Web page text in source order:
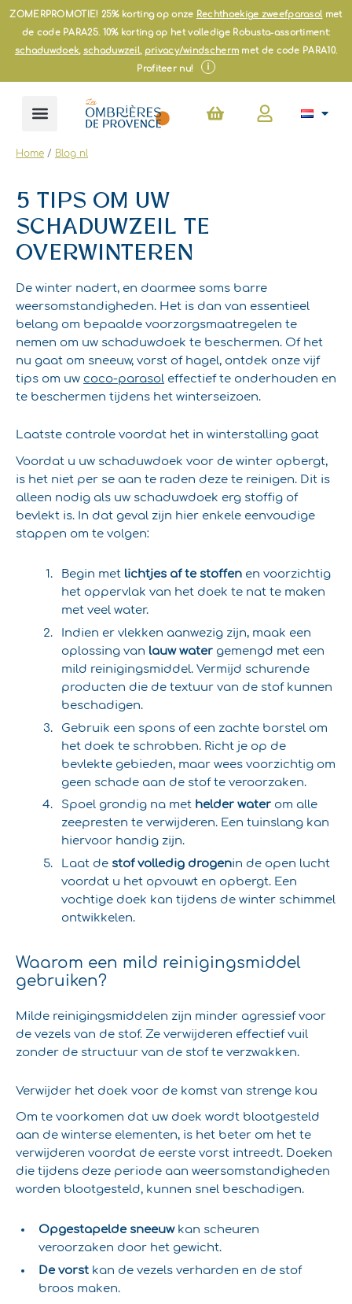
GaZOMERPROMOTIE! 25% korting op onze Rechthoekige zweefparasol met
de code PARA25. 10% korting op het volledige Robusta-assortiment:
schaduwdoek, schaduwzeil, privacy/windscherm met de code PARA10.
Profiteer nu! i
Winkelwagen
Home / Blog nl
5 TIPS OM UW
SCHADUWZEIL TE
OVERWINTEREN
De winter nadert, en daarmee soms barre
weersomstandigheden. Het is dan van essentieel
belang om bepaalde voorzorgsmaatregelen te
nemen om uw schaduwdoek te beschermen. Of het
nu gaat om sneeuw, vorst of hagel, ontdek onze vijf
tips om uw coco-parasol effectief te onderhouden en
te beschermen tijdens het winterseizoen.
Laatste controle voordat het in winterstalling gaat
Voordat u uw schaduwdoek voor de winter opbergt,
is het niet per se aan te raden deze te reinigen. Dit is
alleen nodig als uw schaduwdoek erg stoffig of
bevlekt is. In dat geval zijn hier enkele eenvoudige
stappen om te volgen:
Begin met lichtjes af te stoffen en voorzichtig
het oppervlak van het doek te nat te maken
met veel water.
Indien er vlekken aanwezig zijn, maak een
oplossing van lauw water gemengd met een
mild reinigingsmiddel. Vermijd schurende
producten die de textuur van de stof kunnen
beschadigen.
Gebruik een spons of een zachte borstel om
het doek te schrobben. Richt je op de
bevlekte gebieden, maar wees voorzichtig om
geen schade aan de stof te veroorzaken.
Spoel grondig na met helder water om alle
zeepresten te verwijderen. Een tuinslang kan
hiervoor handig zijn.
Laat de stof volledig drogenin de open lucht
voordat u het opvouwt en opbergt. Een
vochtige doek kan tijdens de winter schimmel
ontwikkelen.
Waarom een mild reinigingsmiddel
gebruiken?
Milde reinigingsmiddelen zijn minder agressief voor
de vezels van de stof. Ze verwijderen effectief vuil
zonder de structuur van de stof te verzwakken.
Verwijder het doek voor de komst van strenge kou
Om te voorkomen dat uw doek wordt blootgesteld
aan de winterse elementen, is het beter om het te
verwijderen voordat de eerste vorst intreedt. Doeken
die tijdens deze periode aan weersomstandigheden
worden blootgesteld, kunnen snel beschadigen.
Opgestapelde sneeuw kan scheuren
veroorzaken door het gewicht.
De vorst kan de vezels verharden en de stof
broos maken.